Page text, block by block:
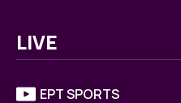
LIVE
ΕΡΤ SPORTS